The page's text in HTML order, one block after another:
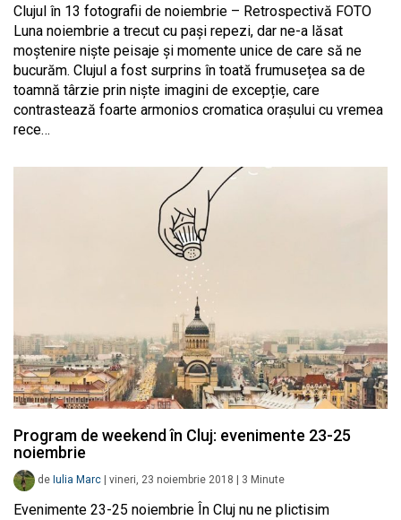
Clujul în 13 fotografii de noiembrie – Retrospectivă FOTO
Luna noiembrie a trecut cu pași repezi, dar ne-a lăsat
moștenire niște peisaje și momente unice de care să ne
bucurăm. Clujul a fost surprins în toată frumusețea sa de
toamnă târzie prin niște imagini de excepție, care
contrastează foarte armonios cromatica orașului cu vremea
rece…
Program de weekend în Cluj: evenimente 23-25
noiembrie
de Iulia Marc vineri, 23 noiembrie 2018 3 Minute
Evenimente 23-25 noiembrie În Cluj nu ne plictisim